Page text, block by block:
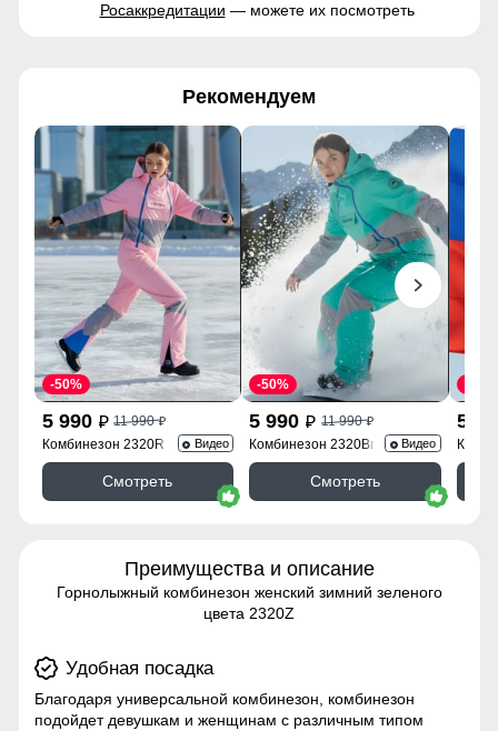
Росаккредитации — можете их посмотреть
Рекомендуем
5 990 p 11 990p
-50%
Комбинезон 2320R Видео
Смотреть
5 990 p 11 990p
-50%
Комбинезон 2320Br Видео
Смотреть
5
Преимущества и описание
Горнолыжный комбинезон женский зимний зеленого
цвета 2320Z
Удобная посадка
Благодаря универсальной комбинезон, комбинезон
подойдет девушкам и женщинам с различным типом